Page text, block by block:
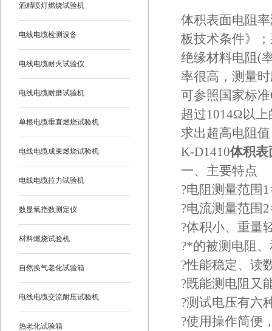
酒精喷灯燃烧试验机
电线电缆检测设备
电线电缆耐火试验仪
电线电缆耐磨试验机
单根电缆垂直燃烧试验机
电线电缆成束燃烧试验机
电线电缆拉力试验机
数显氧指数测定仪
材料燃烧试验机
自然换气老化试验箱
电线电缆交流耐压试验机
热老化试验箱
体积表面电阻
板技术条件》
绝缘材料电阻(
率很高，测量
可参照国家标
超过1014Ω以
求出超高电阻
K-D1410体积表
一、主要特点
?电阻测量范围
?电流测量范围
?体积小、重量
?*的被测电阻
?性能稳定、读
?既能测电阻又
?测试电压有六
?使用操作简便